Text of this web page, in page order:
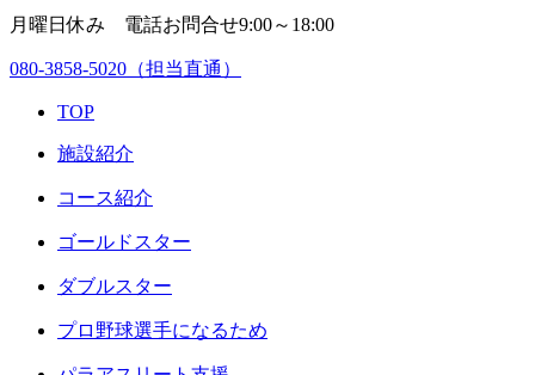
月曜日休み 電話お問合せ9:00～18:00
080-3858-5020 （担当直通）
TOP
施設紹介
コース紹介
ゴールドスター
ダブルスター
プロ野球選手になるため